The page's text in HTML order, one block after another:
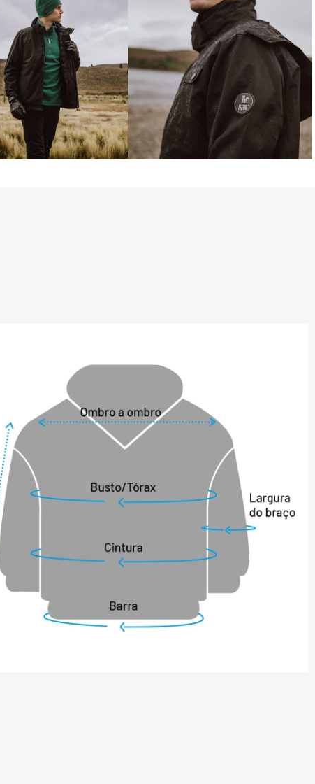
Além disso, os ajustes anatômicos
aderente e elástico proporcionam
mantendo o frio e a umidade do lado de
não está tão extremo? É aí que entra
leve e extremamente versátil, este
camada de calor extra sem
Com fechamento frontal em
fechamento em zíper para
o colete é perfeito para uso em dias
acoplados ou usados
moda por si só, garantindo que você
para qualquer ocasião.
e atemporal, este casaco 3 em 1 é
ao guarda-roupa de qualquer
enfrentando uma tempestade de
ou explorando ruas da cidade, você
para qualquer coisa com este
É ideal para os viajantes de
diversas possibilidades de uso e